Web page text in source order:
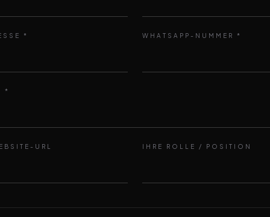
* WHATSAPP-NUMMER *
*
URL IHRE ROLLE / POSITION